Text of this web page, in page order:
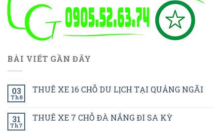
BÀI VIẾT GẦN ĐÂY
03
Th8
THUÊ XE 16 CHỖ DU LỊCH TẠI QUẢNG NGÃI
31
Th7
THUÊ XE 7 CHỖ ĐÀ NẮNG ĐI SA KỲ